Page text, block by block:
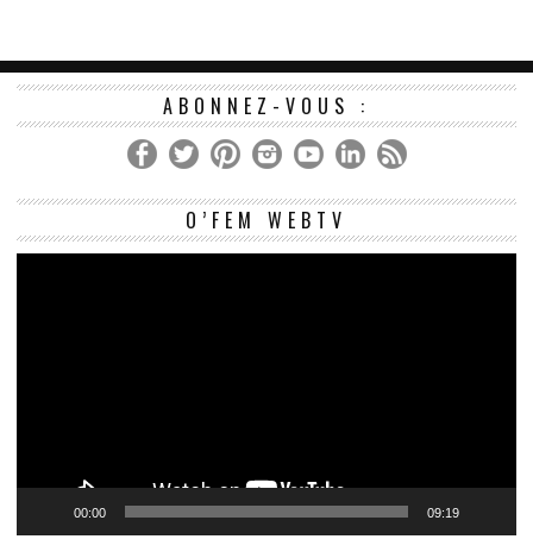
ABONNEZ-VOUS :
O’FEM WEBTV
00:00 09:19